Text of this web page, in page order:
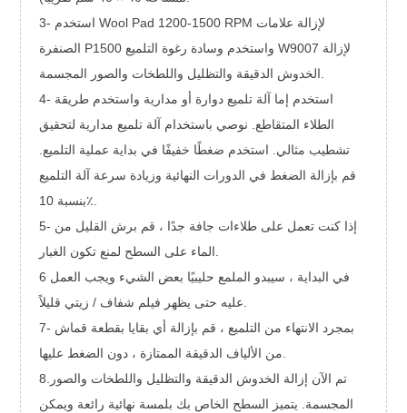
3- استخدم Wool Pad 1200-1500 RPM لإزالة علامات
الصنفرة P1500 واستخدم وسادة رغوة التلميع W9007 لإزالة
4- استخدم إما آلة تلميع دوارة أو مدارية واستخدم طريقة
الطلاء المتقاطع. نوصي باستخدام آلة تلميع مدارية لتحقيق
تشطيب مثالي. استخدم ضغطًا خفيفًا في بداية عملية التلميع.
قم بإزالة الضغط في الدورات النهائية وزيادة سرعة آلة التلميع
بنسبة 10٪.
5- إذا كنت تعمل على طلاءات جافة جدًا ، قم برش القليل من
6 في البداية ، سيبدو الملمع حليبيًا بعض الشيء ويجب العمل
7- بمجرد الانتهاء من التلميع ، قم بإزالة أي بقايا بقطعة قماش
8.تم الآن إزالة الخدوش الدقيقة والتظليل واللطخات والصور
المجسمة. يتميز السطح الخاص بك بلمسة نهائية رائعة ويمكن